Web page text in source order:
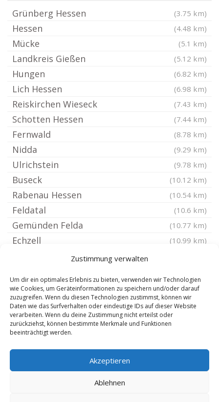
Zustimmung verwalten
Um dir ein optimales Erlebnis zu bieten, verwenden wir Technologien
wie Cookies, um Geräteinformationen zu speichern und/oder darauf
zuzugreifen. Wenn du diesen Technologien zustimmst, können wir
Daten wie das Surfverhalten oder eindeutige IDs auf dieser Website
verarbeiten. Wenn du deine Zustimmung nicht erteilst oder
zurückziehst, können bestimmte Merkmale und Funktionen
beeinträchtigt werden.
Akzeptieren
Ablehnen
Grünberg Hessen (3.75 km)
Hessen (4.48 km)
Mücke (5.1 km)
Landkreis Gießen (5.12 km)
Hungen (6.82 km)
Lich Hessen (6.98 km)
Reiskirchen Wieseck (7.43 km)
Schotten Hessen (7.44 km)
Fernwald (8.78 km)
Nidda (9.29 km)
Ulrichstein (9.78 km)
Buseck (10.12 km)
Rabenau Hessen (10.54 km)
Feldatal (10.6 km)
Gemünden Felda (10.77 km)
Echzell (10.99 km)
Hirzenhain Wetteraukreis (12.29 km)
Gedern (12.48 km)
Pohlheim (12.65 km)
Wölfersheim
Homberg Ohm
Gießen Wieseckshöfe